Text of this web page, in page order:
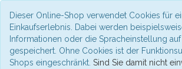
Dieser Online-Shop verwendet Cookies für
Einkaufserlebnis. Dabei werden
Informationen oder die Spracheinstellung
gespeichert. Ohne Cookies ist der
Shops eingeschränkt. Sind Sie damit nicht